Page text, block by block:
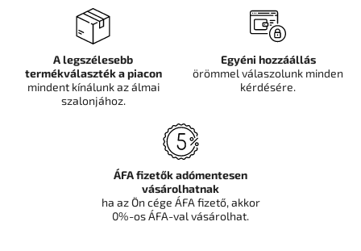
A legszélesebb
termékválaszték a piacon
mindent kínálunk az álmai
szalonjához.
Egyéni hozzáállás
örömmel válaszolunk minden
kérdésére.
ÁFA fizetők adómentesen
vásárolhatnak
ha az Ön cége ÁFA fizető, akkor
0%-os ÁFA-val vásárolhat.